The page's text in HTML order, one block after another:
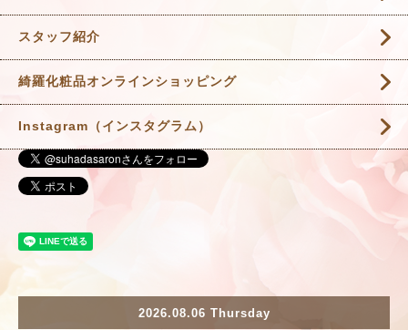
スタッフ紹介
綺羅化粧品オンラインショッピング
Instagram（インスタグラム）
2026.08.06 Thursday